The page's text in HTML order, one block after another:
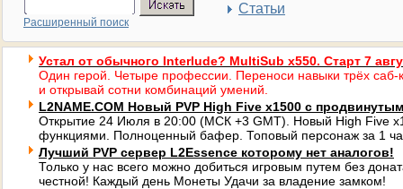
Расширенный поиск
Статьи
Устал от обычного Interlude? MultiSub x550. Старт 7
Один герой. Четыре профессии. Переноси навыки трёх саб-
и открывай сотни комбинаций умений.
L2NAME.COM Новый PVP High Five x1500 с
Открытие 24 Июля в 20:00 (МСК +3 GMT). Новый High Five
функциями. Полноценный бафер. Топовый персонаж за 1
Лучший PVP сервер L2Essence которому нет аналогов!
Только у нас всего можно добиться игровым путем без
честной! Каждый день Монеты Удачи за владение замком!